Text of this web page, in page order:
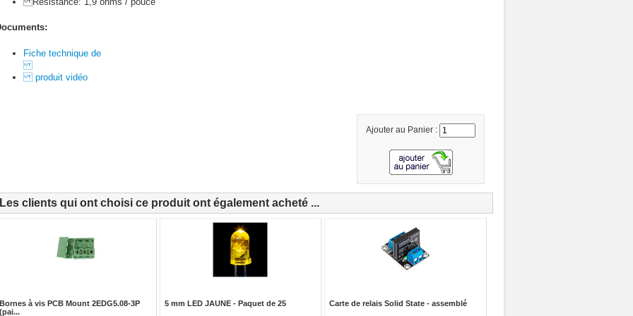
Fiche technique de
produit vidéo
Ajouter au Panier :
Les clients qui ont choisi ce produit ont également acheté ...
Bornes à vis PCB Mount 2EDG5.08-3P
(pai...
5 mm LED JAUNE - Paquet de 25 Carte de relais Solid State - assemblé